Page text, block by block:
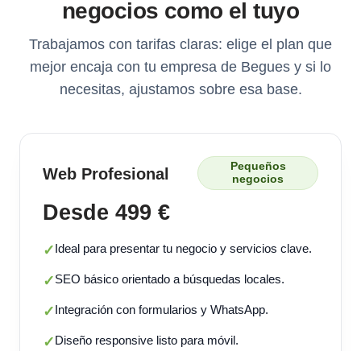
negocios como el tuyo
Trabajamos con tarifas claras: elige el plan que
mejor encaja con tu empresa de Begues y si lo
necesitas, ajustamos sobre esa base.
Web Profesional
Pequeños
negocios
Desde 499 €
✓Ideal para presentar tu negocio y servicios clave.
✓SEO básico orientado a búsquedas locales.
✓Integración con formularios y WhatsApp.
✓Diseño responsive listo para móvil.